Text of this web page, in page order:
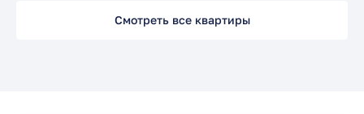
Смотреть все квартиры